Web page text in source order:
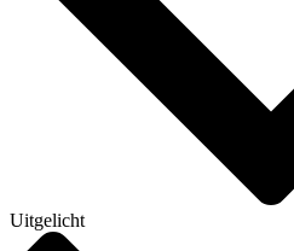
Uitgelicht